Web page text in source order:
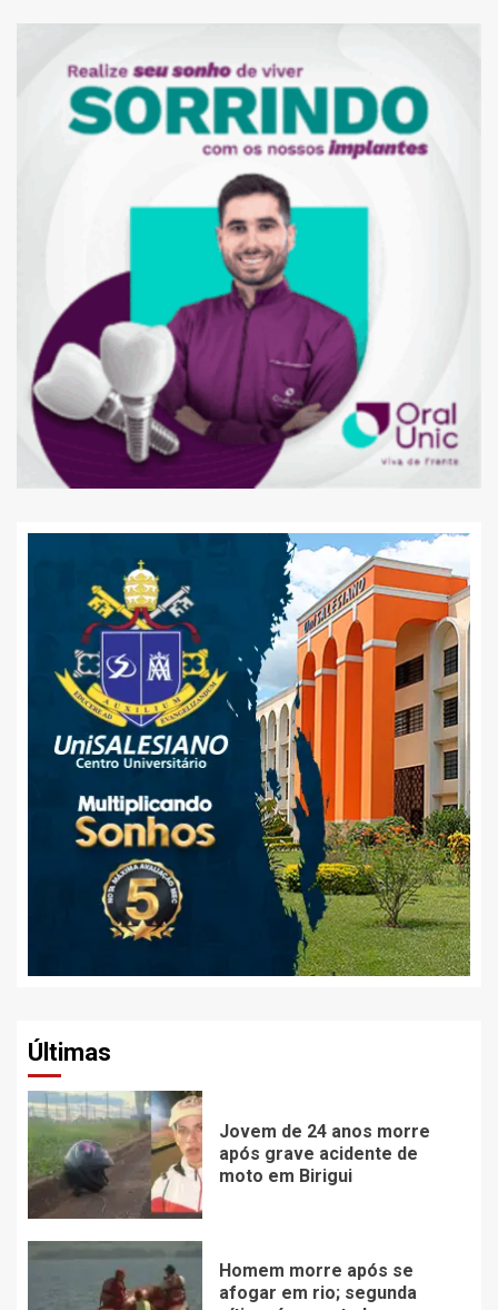
Últimas
Jovem de 24 anos morre
após grave acidente de
moto em Birigui
Homem morre após se
afogar em rio; segunda